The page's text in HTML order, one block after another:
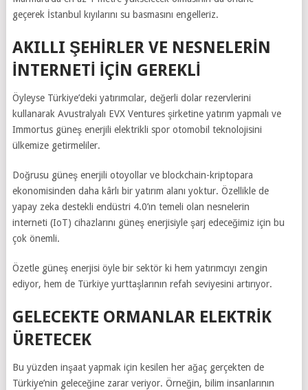
geçerek İstanbul kıyılarını su basmasını engelleriz.
AKILLI ŞEHİRLER VE NESNELERİN
İNTERNETİ İÇİN GEREKLİ
Öyleyse Türkiye’deki yatırımcılar, değerli dolar rezervlerini
kullanarak Avustralyalı EVX Ventures şirketine yatırım yapmalı ve
Immortus güneş enerjili elektrikli spor otomobil teknolojisini
ülkemize getirmeliler.
Doğrusu güneş enerjili otoyollar ve blockchain-kriptopara
ekonomisinden daha kârlı bir yatırım alanı yoktur. Özellikle de
yapay zeka destekli endüstri 4.0’ın temeli olan nesnelerin
interneti (IoT) cihazlarını güneş enerjisiyle şarj edeceğimiz için bu
çok önemli.
Özetle güneş enerjisi öyle bir sektör ki hem yatırımcıyı zengin
ediyor, hem de Türkiye yurttaşlarının refah seviyesini artırıyor.
GELECEKTE ORMANLAR ELEKTRİK
ÜRETECEK
Bu yüzden inşaat yapmak için kesilen her ağaç gerçekten de
Türkiye’nin geleceğine zarar veriyor. Örneğin, bilim insanlarının